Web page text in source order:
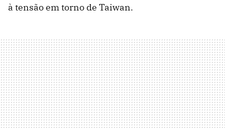
à tensão em torno de Taiwan.